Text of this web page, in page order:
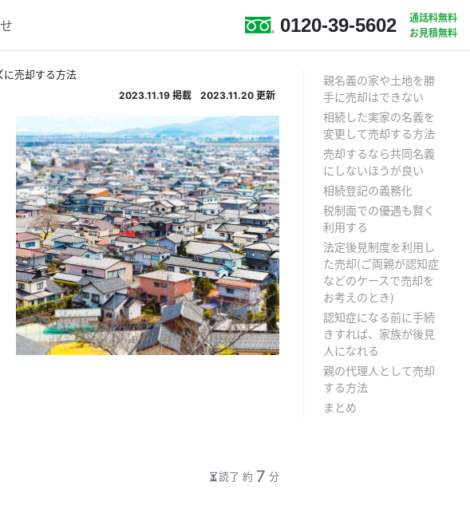
0120-39-5602
通話料無料
お見積無料
親名義の家や土地を勝
手に売却はできない
相続した実家の名義を
変更して売却する方法
売却するなら共同名義
にしないほうが良い
相続登記の義務化
税制面での優遇も賢く
利用する
法定後見制度を利用し
た売却（ご両親が認知症
などのケースで売却を
お考えのとき）
認知症になる前に手続
きすれば、家族が後見
人になれる
親の代理人として売却
する方法
まとめ
に売却する方法
2023.11.19 掲載 2023.11.20 更新
読了 約 7 分